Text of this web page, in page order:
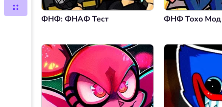
ФНФ: ФНАФ Тест ФНФ Тохо Мод